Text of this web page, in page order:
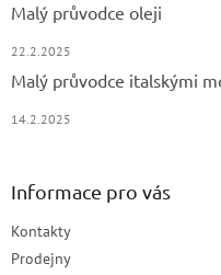
Malý průvodce oleji
22.2.2025
Malý průvodce italskými
14.2.2025
Informace pro vás
Kontakty
Prodejny